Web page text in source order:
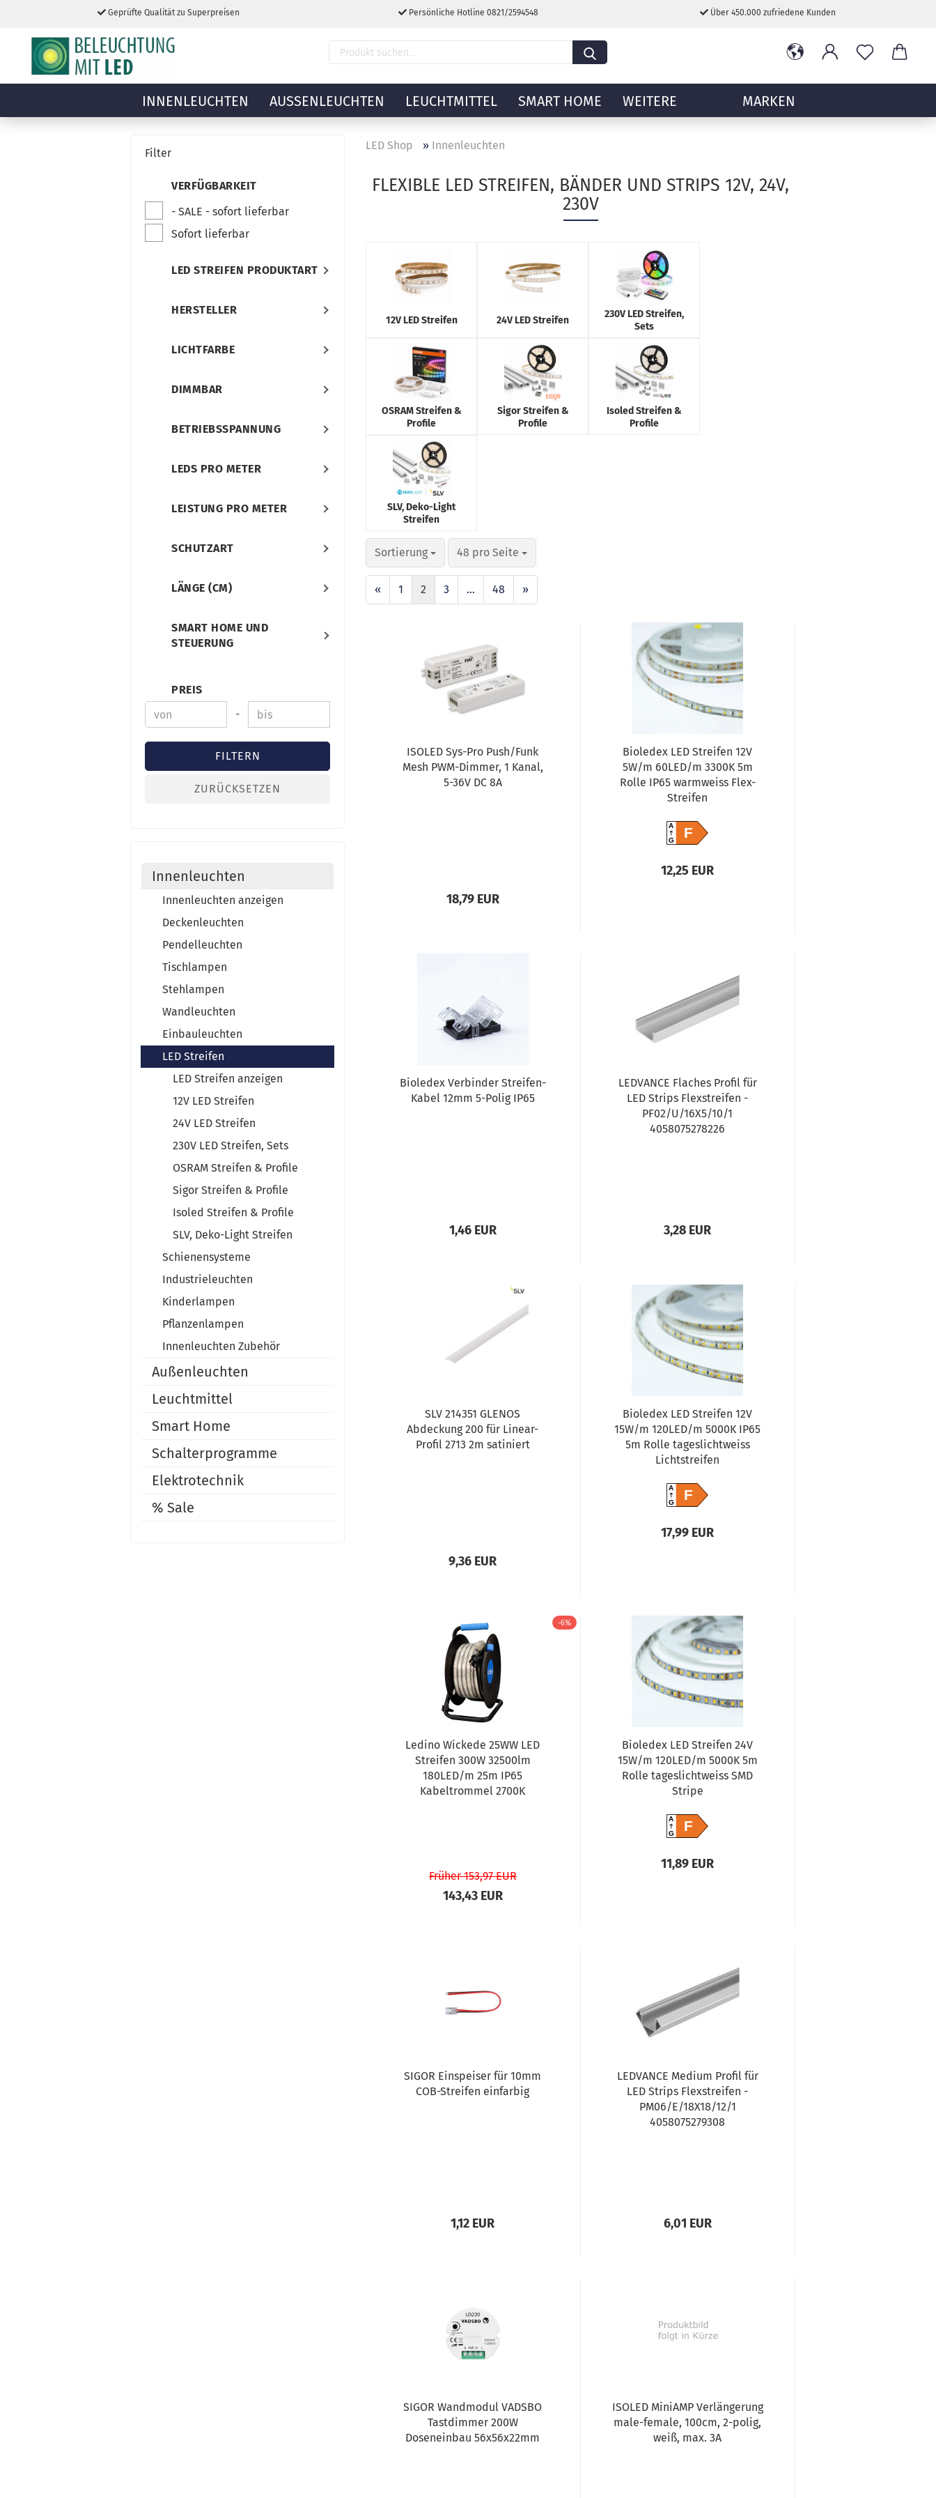
Geprüfte Qualität zu Superpreisen Persönliche Hotline 0821/2594548 Über 450.000 zufriedene Kunden
INNENLEUCHTEN AUSSENLEUCHTEN LEUCHTMITTEL SMART HOME MARKEN
WEITERE
LED Shop » Innenleuchten
FLEXIBLE LED STREIFEN, BÄNDER UND STRIPS 12V, 24V,
230V
12V LED Streifen 24V LED Streifen
230V LED Streifen,
Sets
OSRAM Streifen &
Profile
Sigor Streifen &
Profile
Isoled Streifen &
Profile
SLV, Deko-Light
Streifen
Sortierung 48 pro Seite
« 1 2 3 ... 48 »
ISOLED Sys-Pro Push/Funk
Mesh PWM-Dimmer, 1 Kanal,
5-36V DC 8A
18,79 EUR
Bioledex LED Streifen 12V
5W/m 60LED/m 3300K 5m
Rolle IP65 warmweiss Flex-
Streifen
A
GF
12,25 EUR
Bioledex Verbinder Streifen-
Kabel 12mm 5-Polig IP65
1,46 EUR
LEDVANCE Flaches Profil für
LED Strips Flexstreifen -
PF02/U/16X5/10/1
4058075278226
3,28 EUR
SLV 214351 GLENOS
Abdeckung 200 für Linear-
Profil 2713 2m satiniert
9,36 EUR
Bioledex LED Streifen 12V
15W/m 120LED/m 5000K IP65
5m Rolle tageslichtweiss
Lichtstreifen
A
GF
17,99 EUR
-6%
Ledino Wickede 25WW LED
Streifen 300W 32500lm
180LED/m 25m IP65
Kabeltrommel 2700K
Früher 153,97 EUR
143,43 EUR
Bioledex LED Streifen 24V
15W/m 120LED/m 5000K 5m
Rolle tageslichtweiss SMD
Stripe
A
GF
11,89 EUR
SIGOR Einspeiser für 10mm
COB-Streifen einfarbig
1,12 EUR
LEDVANCE Medium Profil für
LED Strips Flexstreifen -
PM06/E/18X18/12/1
4058075279308
6,01 EUR
SIGOR Wandmodul VADSBO
Tastdimmer 200W
Doseneinbau 56x56x22mm
ISOLED MiniAMP Verlängerung
male-female, 100cm, 2-polig,
weiß, max. 3A
Filter
VERFÜGBARKEIT
- SALE - sofort lieferbar
Sofort lieferbar
LED STREIFEN PRODUKTART
HERSTELLER
LICHTFARBE
DIMMBAR
BETRIEBSSPANNUNG
LEDS PRO METER
LEISTUNG PRO METER
SCHUTZART
LÄNGE (CM)
SMART HOME UND
STEUERUNG
PREIS
-
FILTERN
ZURÜCKSETZEN
Innenleuchten
Innenleuchten anzeigen
Deckenleuchten
Pendelleuchten
Tischlampen
Stehlampen
Wandleuchten
Einbauleuchten
LED Streifen
LED Streifen anzeigen
12V LED Streifen
24V LED Streifen
230V LED Streifen, Sets
OSRAM Streifen & Profile
Sigor Streifen & Profile
Isoled Streifen & Profile
SLV, Deko-Light Streifen
Schienensysteme
Industrieleuchten
Kinderlampen
Pflanzenlampen
Innenleuchten Zubehör
Außenleuchten
Leuchtmittel
Smart Home
Schalterprogramme
Elektrotechnik
% Sale